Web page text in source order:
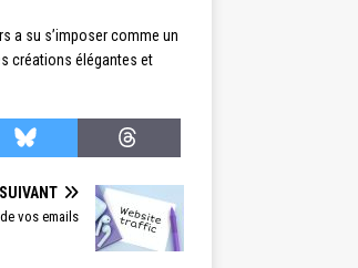
a su s’imposer comme un
créations élégantes et
SUIVANT
vos emails